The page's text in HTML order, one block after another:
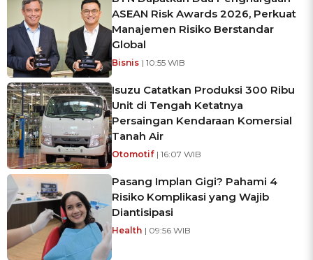
ASEAN Risk Awards 2026, Perkuat
Manajemen Risiko Berstandar
Global
Bisnis | 10:55 WIB
Isuzu Catatkan Produksi 300 Ribu
Unit di Tengah Ketatnya
Persaingan Kendaraan Komersial
Tanah Air
Otomotif | 16:07 WIB
Pasang Implan Gigi? Pahami 4
Risiko Komplikasi yang Wajib
Diantisipasi
Health | 09:56 WIB